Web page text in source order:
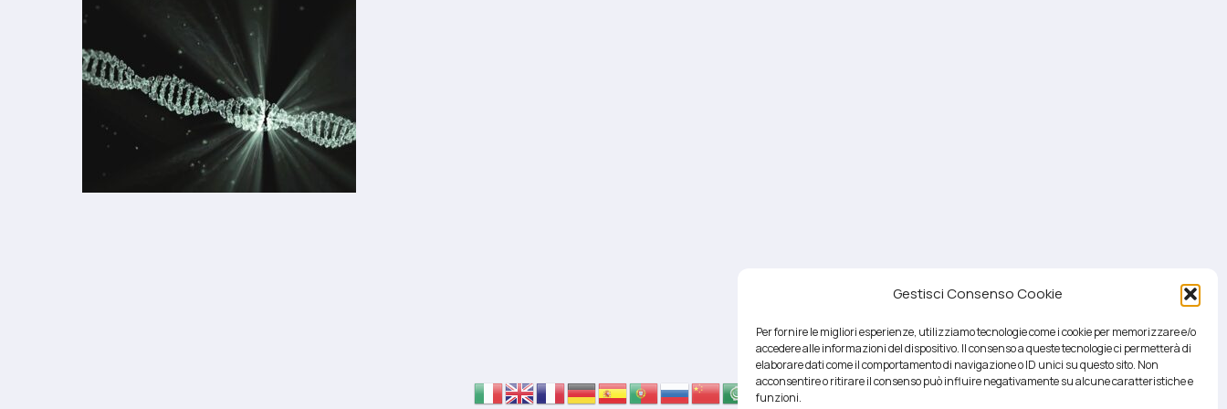
Gestisci Consenso Cookie
Per fornire le migliori esperienze, utilizziamo tecnologie come i cookie per memorizzare e/o
accedere alle informazioni del dispositivo. Il consenso a queste tecnologie ci permetterà di
elaborare dati come il comportamento di navigazione o ID unici su questo sito. Non
acconsentire o ritirare il consenso può influire negativamente su alcune caratteristiche e
funzioni.